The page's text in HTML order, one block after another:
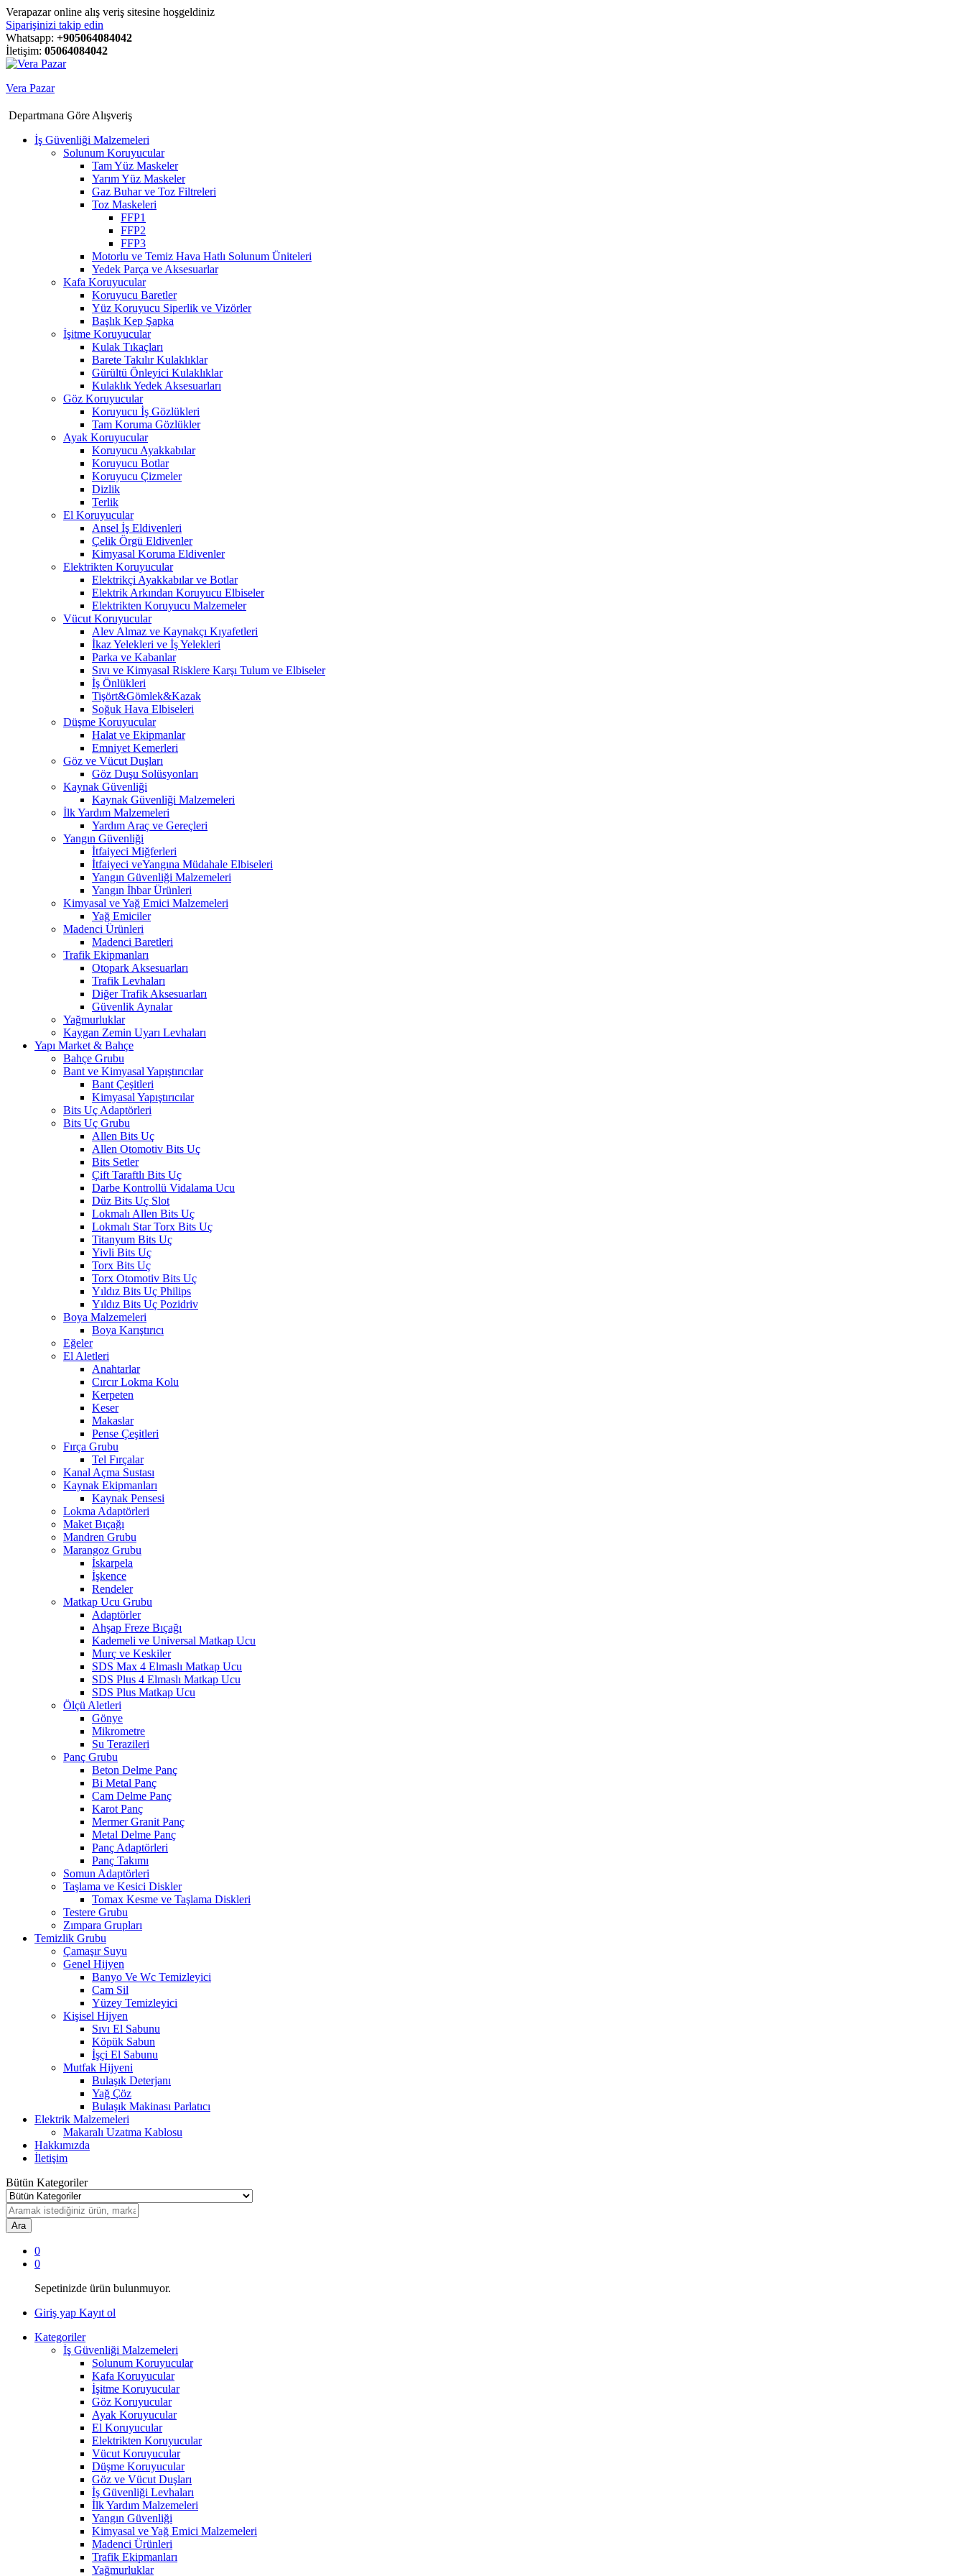
Verapazar online alış veriş sitesine hoşgeldiniz
Siparişinizi takip edin
Whatsapp: +905064084042
İletişim: 05064084042
Vera Pazar
Departmana Göre Alışveriş
İş Güvenliği Malzemeleri
Solunum Koruyucular
Tam Yüz Maskeler
Yarım Yüz Maskeler
Gaz Buhar ve Toz Filtreleri
Toz Maskeleri
FFP1
FFP2
FFP3
Motorlu ve Temiz Hava Hatlı Solunum Üniteleri
Yedek Parça ve Aksesuarlar
Kafa Koruyucular
Koruyucu Baretler
Yüz Koruyucu Siperlik ve Vizörler
Başlık Kep Şapka
İşitme Koruyucular
Kulak Tıkaçları
Barete Takılır Kulaklıklar
Gürültü Önleyici Kulaklıklar
Kulaklık Yedek Aksesuarları
Göz Koruyucular
Koruyucu İş Gözlükleri
Tam Koruma Gözlükler
Ayak Koruyucular
Koruyucu Ayakkabılar
Koruyucu Botlar
Koruyucu Çizmeler
Dizlik
Terlik
El Koruyucular
Ansel İş Eldivenleri
Çelik Örgü Eldivenler
Kimyasal Koruma Eldivenler
Elektrikten Koruyucular
Elektrikçi Ayakkabılar ve Botlar
Elektrik Arkından Koruyucu Elbiseler
Elektrikten Koruyucu Malzemeler
Vücut Koruyucular
Alev Almaz ve Kaynakçı Kıyafetleri
İkaz Yelekleri ve İş Yelekleri
Parka ve Kabanlar
Sıvı ve Kimyasal Risklere Karşı Tulum ve Elbiseler
İş Önlükleri
Tişört&Gömlek&Kazak
Soğuk Hava Elbiseleri
Düşme Koruyucular
Halat ve Ekipmanlar
Emniyet Kemerleri
Göz ve Vücut Duşları
Göz Duşu Solüsyonları
Kaynak Güvenliği
Kaynak Güvenliği Malzemeleri
İlk Yardım Malzemeleri
Yardım Araç ve Gereçleri
Yangın Güvenliği
İtfaiyeci Miğferleri
İtfaiyeci veYangına Müdahale Elbiseleri
Yangın Güvenliği Malzemeleri
Yangın İhbar Ürünleri
Kimyasal ve Yağ Emici Malzemeleri
Yağ Emiciler
Madenci Ürünleri
Madenci Baretleri
Trafik Ekipmanları
Otopark Aksesuarları
Trafik Levhaları
Diğer Trafik Aksesuarları
Güvenlik Aynalar
Yağmurluklar
Kaygan Zemin Uyarı Levhaları
Yapı Market & Bahçe
Bahçe Grubu
Bant ve Kimyasal Yapıştırıcılar
Bant Çeşitleri
Kimyasal Yapıştırıcılar
Bits Uç Adaptörleri
Bits Uç Grubu
Allen Bits Uç
Allen Otomotiv Bits Uç
Bits Setler
Çift Taraftlı Bits Uç
Darbe Kontrollü Vidalama Ucu
Düz Bits Uç Slot
Lokmalı Allen Bits Uç
Lokmalı Star Torx Bits Uç
Titanyum Bits Uç
Yivli Bits Uç
Torx Bits Uç
Torx Otomotiv Bits Uç
Yıldız Bits Uç Philips
Yıldız Bits Uç Pozidriv
Boya Malzemeleri
Boya Karıştırıcı
Eğeler
El Aletleri
Anahtarlar
Cırcır Lokma Kolu
Kerpeten
Keser
Makaslar
Pense Çeşitleri
Fırça Grubu
Tel Fırçalar
Kanal Açma Sustası
Kaynak Ekipmanları
Kaynak Pensesi
Lokma Adaptörleri
Maket Bıçağı
Mandren Grubu
Marangoz Grubu
İskarpela
İşkence
Rendeler
Matkap Ucu Grubu
Adaptörler
Ahşap Freze Bıçağı
Kademeli ve Universal Matkap Ucu
Murç ve Keskiler
SDS Max 4 Elmaslı Matkap Ucu
SDS Plus 4 Elmaslı Matkap Ucu
SDS Plus Matkap Ucu
Ölçü Aletleri
Gönye
Mikrometre
Su Terazileri
Panç Grubu
Beton Delme Panç
Bi Metal Panç
Cam Delme Panç
Karot Panç
Mermer Granit Panç
Metal Delme Panç
Panç Adaptörleri
Panç Takımı
Somun Adaptörleri
Taşlama ve Kesici Diskler
Tomax Kesme ve Taşlama Diskleri
Testere Grubu
Zımpara Grupları
Temizlik Grubu
Çamaşır Suyu
Genel Hijyen
Banyo Ve Wc Temizleyici
Cam Sil
Yüzey Temizleyici
Kişisel Hijyen
Sıvı El Sabunu
Köpük Sabun
İşçi El Sabunu
Mutfak Hijyeni
Bulaşık Deterjanı
Yağ Çöz
Bulaşık Makinası Parlatıcı
Elektrik Malzemeleri
Makaralı Uzatma Kablosu
Hakkımızda
İletişim
Bütün Kategoriler
Ara
0
0
Sepetinizde ürün bulunmuyor.
Giriş yap Kayıt ol
Kategoriler
İş Güvenliği Malzemeleri
Solunum Koruyucular
Kafa Koruyucular
İşitme Koruyucular
Göz Koruyucular
Ayak Koruyucular
El Koruyucular
Elektrikten Koruyucular
Vücut Koruyucular
Düşme Koruyucular
Göz ve Vücut Duşları
İş Güvenliği Levhaları
İlk Yardım Malzemeleri
Yangın Güvenliği
Kimyasal ve Yağ Emici Malzemeleri
Madenci Ürünleri
Trafik Ekipmanları
Yağmurluklar